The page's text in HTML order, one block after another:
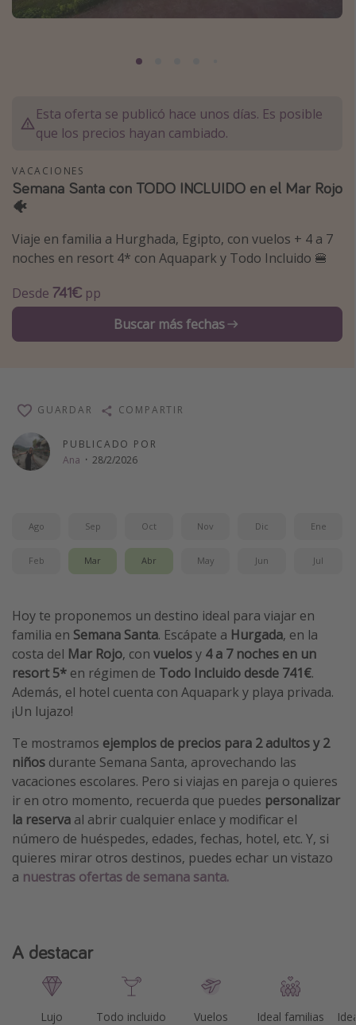
Marruecos
Maldivas
Inspiración para viajes
Glamping
Viajar sola como mujer
Ofertas para Vacaciones Activas
Viajes para singles
Más temas
Cruceros por el Mediterráneo
Hoteles más hot de España
Parques de atracciones
Viaja con musicales
El Rey León el musical
Harry Potter en Londres y otros destinos
Eventos deportivos
Esta oferta se publicó hace unos días. Es posible
que los precios hayan cambiado.
VACACIONES
Semana Santa con TODO INCLUIDO en el Mar Rojo
🐠
Viaje en familia a Hurghada, Egipto, con vuelos + 4 a 7
noches en resort 4* con Aquapark y Todo Incluido 🍔
Desde 741€ pp
Buscar más fechas
PUBLICADO POR
Ana · 28/2/2026
GUARDAR COMPARTIR
Ago Sep Oct Nov Dic Ene
Feb Mar Abr May Jun Jul
Hoy te proponemos un destino ideal para viajar en
familia en Semana Santa. Escápate a Hurgada, en la
costa del Mar Rojo, con vuelosy 4 a 7 noches en un
resort 5* en régimen de Todo Incluido desde 741€.
Además, el hotel cuenta con Aquapark y playa privada.
¡Un lujazo!
Te mostramos ejemplos de precios para 2 adultos y 2
niños durante Semana Santa, aprovechando las
vacaciones escolares. Pero si viajas en pareja o quieres
ir en otro momento, recuerda que puedes personalizar
la reserva al abrir cualquier enlace y modificar el
número de huéspedes, edades, fechas, hotel, etc. Y, si
quieres mirar otros destinos, puedes echar un vistazo
a nuestras ofertas de semana santa.
A destacar
Lujo Todo incluido
Vuelos
Ideal familias